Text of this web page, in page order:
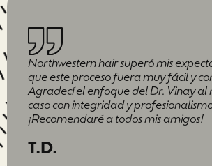
Northwestern hair superó mis
que este proceso fuera muy fácil y
Agradecí el enfoque del Dr. Vinay
caso con integridad y
¡Recomendaré a todos mis amigos!
T.D.